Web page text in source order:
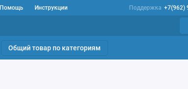
Помощь Инструкции Поддержка +7(962)
Общий товар по категориям